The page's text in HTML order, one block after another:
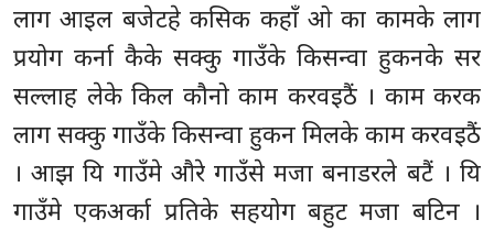
लाग आइल बजेटहे कसिक कहाँ ओ का कामके लाग
प्रयोग कर्ना कैके सक्कु गाउँके किसन्वा हुकनके सर
सल्लाह लेके किल कौनो काम करवइठैं । काम करक
लाग सक्कु गाउँके किसन्वा हुकन मिलके काम करवइठैं
। आझ यि गाउँमे औरे गाउँसे मजा बनाडरले बटैं । यि
गाउँमे एकअर्का प्रतिके सहयोग बहुट मजा बटिन ।